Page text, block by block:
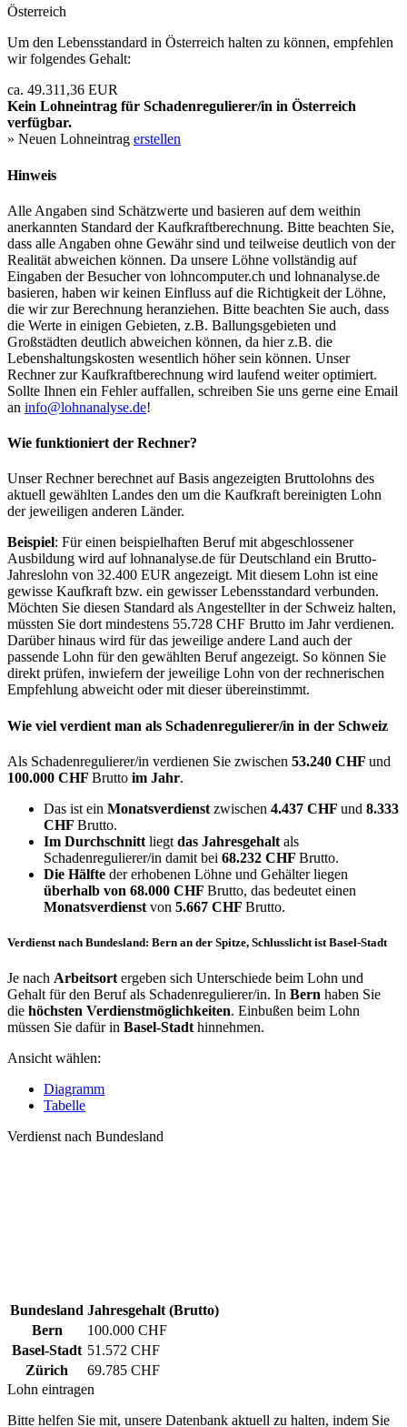
Österreich
Um den Lebensstandard in Österreich halten zu können, empfehlen
wir folgendes Gehalt:
ca. 49.311,36 EUR
Kein Lohneintrag für Schadenregulierer/in in Österreich
verfügbar.
» Neuen Lohneintrag erstellen
Hinweis
Alle Angaben sind Schätzwerte und basieren auf dem weithin
anerkannten Standard der Kaufkraftberechnung. Bitte beachten Sie,
dass alle Angaben ohne Gewähr sind und teilweise deutlich von der
Realität abweichen können. Da unsere Löhne vollständig auf
Eingaben der Besucher von lohncomputer.ch und lohnanalyse.de
basieren, haben wir keinen Einfluss auf die Richtigkeit der Löhne,
die wir zur Berechnung heranziehen. Bitte beachten Sie auch, dass
die Werte in einigen Gebieten, z.B. Ballungsgebieten und
Großstädten deutlich abweichen können, da hier z.B. die
Lebenshaltungskosten wesentlich höher sein können. Unser
Rechner zur Kaufkraftberechnung wird laufend weiter optimiert.
Sollte Ihnen ein Fehler auffallen, schreiben Sie uns gerne eine Email
an info@lohnanalyse.de!
Wie funktioniert der Rechner?
Unser Rechner berechnet auf Basis angezeigten Bruttolohns des
aktuell gewählten Landes den um die Kaufkraft bereinigten Lohn
der jeweiligen anderen Länder.
Beispiel: Für einen beispielhaften Beruf mit abgeschlossener
Ausbildung wird auf lohnanalyse.de für Deutschland ein Brutto-
Jahreslohn von 32.400 EUR angezeigt. Mit diesem Lohn ist eine
gewisse Kaufkraft bzw. ein gewisser Lebensstandard verbunden.
Möchten Sie diesen Standard als Angestellter in der Schweiz halten,
müssten Sie dort mindestens 55.728 CHF Brutto im Jahr verdienen.
Darüber hinaus wird für das jeweilige andere Land auch der
passende Lohn für den gewählten Beruf angezeigt. So können Sie
direkt prüfen, inwiefern der jeweilige Lohn von der rechnerischen
Empfehlung abweicht oder mit dieser übereinstimmt.
Wie viel verdient man als Schadenregulierer/in in der Schweiz
Als Schadenregulierer/in verdienen Sie zwischen 53.240 CHF und
100.000 CHF Brutto im Jahr.
Das ist ein Monatsverdienst zwischen 4.437 CHF und 8.333
CHF Brutto.
Im Durchschnitt liegt das Jahresgehalt als
Schadenregulierer/in damit bei 68.232 CHF Brutto.
Die Hälfte der erhobenen Löhne und Gehälter liegen
überhalb von 68.000 CHF Brutto, das bedeutet einen
Monatsverdienst von 5.667 CHF Brutto.
Verdienst nach Bundesland: Bern an der Spitze, Schlusslicht ist Basel-Stadt
Je nach Arbeitsort ergeben sich Unterschiede beim Lohn und
Gehalt für den Beruf als Schadenregulierer/in. In Bern haben Sie
die höchsten Verdienstmöglichkeiten. Einbußen beim Lohn
müssen Sie dafür in Basel-Stadt hinnehmen.
Ansicht wählen:
Diagramm
Tabelle
Verdienst nach Bundesland
Bundesland Jahresgehalt (Brutto)
Bern
100.000 CHF
Basel-Stadt 51.572 CHF
Zürich
69.785 CHF
Lohn eintragen
Bitte helfen Sie mit, unsere Datenbank aktuell zu halten, indem Sie